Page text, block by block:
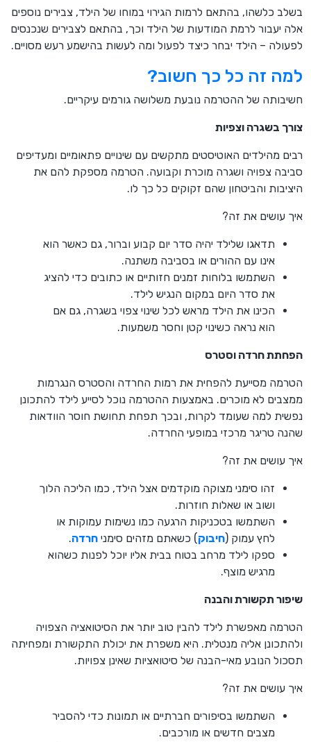
בשלב כלשהו, בהתאם לרמות הגירוי במוחו של הילד, צבירים נוספים
אלה יעבור לרמת המודעות של הילד וכך, בהתאם לצבירים שנכנסים
לפעולה – הילד יבחר כיצד לפעול ומה לעשות בהישמע רעש מסויים.
למה זה כל כך חשוב?
חשיבותה של ההטרמה נובעת משלושה גורמים עיקריים.
צורך בשגרה וצפיות
רבים מהילדים האוטיסטים מתקשים עם שינויים פתאומיים ומעדיפים
סביבה צפויה ושגרה מוכרת וקבועה. הטרמה מספקת להם את
היציבות והביטחון שהם זקוקים כל כך לו.
איך עושים את זה?
תדאגו שלילד יהיה סדר יום קבוע וברור, גם כאשר הוא
אינו עם ההורים או בסביבה משתנה.
השתמשו בלוחות זמנים חזותיים או כתובים כדי להציג
את סדר היום במקום הנגיש לילד.
הכינו את הילד מראש לכל שינוי צפוי בשגרה, גם אם
הוא נראה כשינוי קטן וחסר משמעות.
הפחתת חרדה וסטרס
הטרמה מסייעת להפחית את רמות החרדה והסטרס הנגרמות
ממצבים לא מוכרים. באמצעות ההטרמה נוכל לסייע לילד להתכונן
נפשית למה שעומד לקרות, ובכך תפחת תחושת חוסר הוודאות
שהנה טריגר מרכזי במופעי החרדה.
איך עושים את זה?
זהו סימני מצוקה מוקדמים אצל הילד, כמו הליכה הלוך
ושוב או שאלות חוזרות.
השתמשו בטכניקות הרגעה כמו נשימות עמוקות או
לחץ עמוק (חיבוק) כשאתם מזהים סימני חרדה.
ספקו לילד מרחב בטוח בבית אליו יוכל לפנות כשהוא
מרגיש מוצף.
שיפור תקשורת והבנה
הטרמה מאפשרת לילד להבין טוב יותר את הסיטואציה הצפויה
ולהתכונן אליה מנטלית. היא משפרת את יכולת התקשורת ומפחיתה
תסכול הנובע מאי-הבנה של סיטואציות שאינן צפויות.
איך עושים את זה?
השתמשו בסיפורים חברתיים או תמונות כדי להסביר
מצבים חדשים או מורכבים.